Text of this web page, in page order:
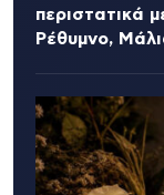
περιστατικά
Ρέθυμνο,